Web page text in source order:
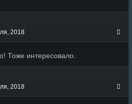
2018
Тоже интересовало.
2018